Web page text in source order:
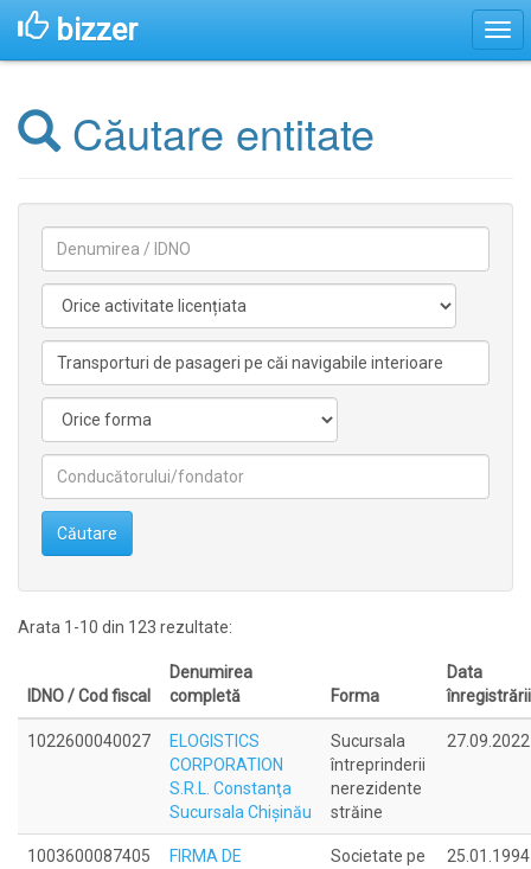
bizzer
Căutare entitate
licentiata
nelicentiata
Căutare
Arata 1-10 din 123 rezultate:
IDNO / Cod fiscal
Denumirea
completă
Forma
Data
înregistrării
1022600040027
ELOGISTICS
CORPORATION
S.R.L. Constanţa
Sucursala Chişinău
Sucursala
întreprinderii
nerezidente
străine
27.09.2022
1003600087405
FIRMA DE
Societate pe
25.01.1994